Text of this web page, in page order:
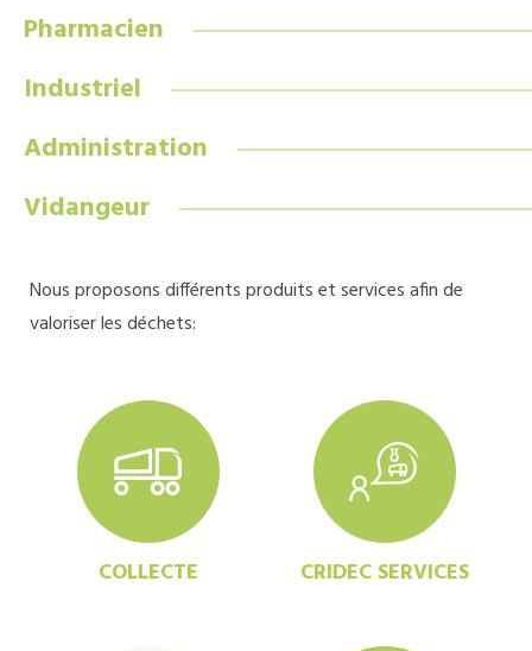
Pharmacien
Industriel
Administration
Vidangeur
Nous proposons différents produits et services afin de
valoriser les déchets:
COLLECTE CRIDEC SERVICES